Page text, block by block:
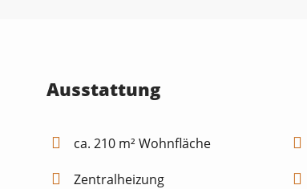
Ausstattung
ca. 210 m² Wohnfläche
Zentralheizung